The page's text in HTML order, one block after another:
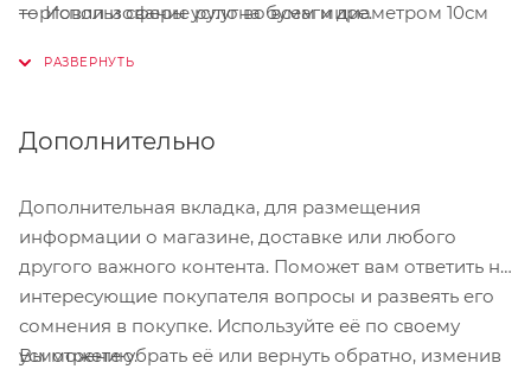
торговли и сферы услуг во всем мире.
Использование рулона бумаги диаметром 10см
Высококачественная конструкция принтера и
программным инструментарием StarPRNT
конфигурации
Надежная защита от брызг и пыли
Дополнительно
Дополнительная вкладка, для размещения
информации о магазине, доставке или любого
другого важного контента. Поможет вам ответить на
интересующие покупателя вопросы и развеять его
сомнения в покупке. Используйте её по своему
усмотрению.
Вы можете убрать её или вернуть обратно, изменив